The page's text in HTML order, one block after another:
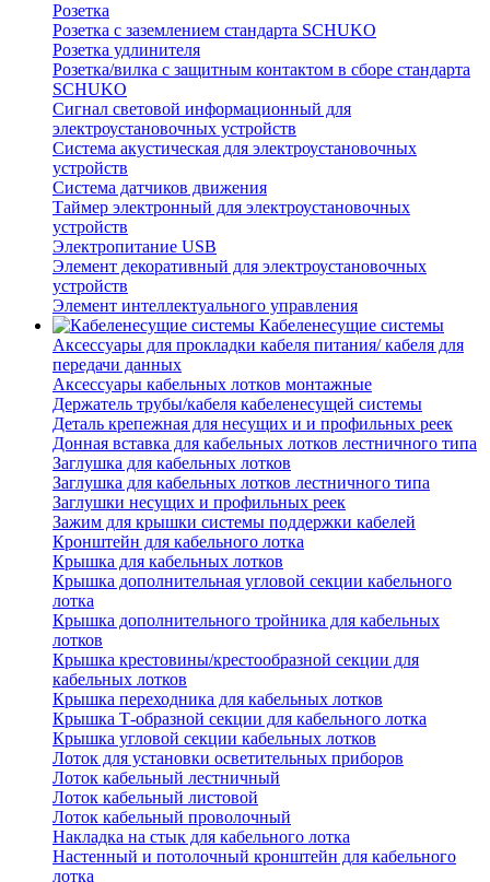
Розетка
Розетка с заземлением стандарта SCHUKO
Розетка удлинителя
Розетка/вилка с защитным контактом в сборе стандарта
SCHUKO
Сигнал световой информационный для
электроустановочных устройств
Система акустическая для электроустановочных
устройств
Система датчиков движения
Таймер электронный для электроустановочных
устройств
Электропитание USB
Элемент декоративный для электроустановочных
устройств
Элемент интеллектуального управления
Кабеленесущие системы
Аксессуары для прокладки кабеля питания/ кабеля для
передачи данных
Аксессуары кабельных лотков монтажные
Держатель трубы/кабеля кабеленесущей системы
Деталь крепежная для несущих и и профильных реек
Донная вставка для кабельных лотков лестничного типа
Заглушка для кабельных лотков
Заглушка для кабельных лотков лестничного типа
Заглушки несущих и профильных реек
Зажим для крышки системы поддержки кабелей
Кронштейн для кабельного лотка
Крышка для кабельных лотков
Крышка дополнительная угловой секции кабельного
лотка
Крышка дополнительного тройника для кабельных
лотков
Крышка крестовины/крестообразной секции для
кабельных лотков
Крышка переходника для кабельных лотков
Крышка Т-образной секции для кабельного лотка
Крышка угловой секции кабельных лотков
Лоток для установки осветительных приборов
Лоток кабельный лестничный
Лоток кабельный листовой
Лоток кабельный проволочный
Накладка на стык для кабельного лотка
Настенный и потолочный кронштейн для кабельного
лотка